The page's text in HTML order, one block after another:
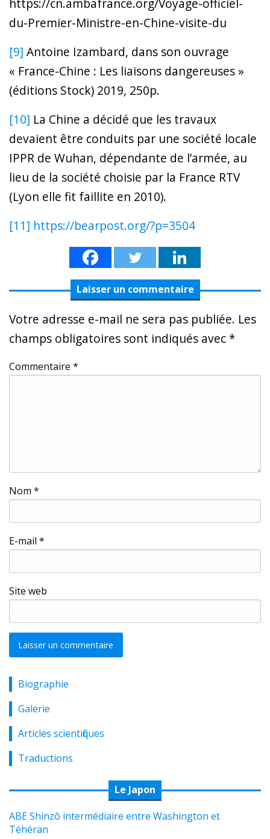
https://cn.ambafrance.org/Voyage-officiel-
du-Premier-Ministre-en-Chine-visite-du
[9] Antoine Izambard, dans son ouvrage
« France-Chine : Les liaisons dangereuses »
(éditions Stock) 2019, 250p.
[10] La Chine a décidé que les travaux
devaient être conduits par une société locale
IPPR de Wuhan, dépendante de l’armée, au
lieu de la société choisie par la France RTV
(Lyon elle fit faillite en 2010).
[11] https://bearpost.org/?p=3504
Laisser un commentaire
Votre adresse e-mail ne sera pas publiée. Les
champs obligatoires sont indiqués avec *
Commentaire *
Nom *
E-mail *
Site web
Alternative:
Biographie
Galerie
Articles scientifiques
Traductions
Le Japon
ABE Shinzô intermédiaire entre Washington et
Téhéran